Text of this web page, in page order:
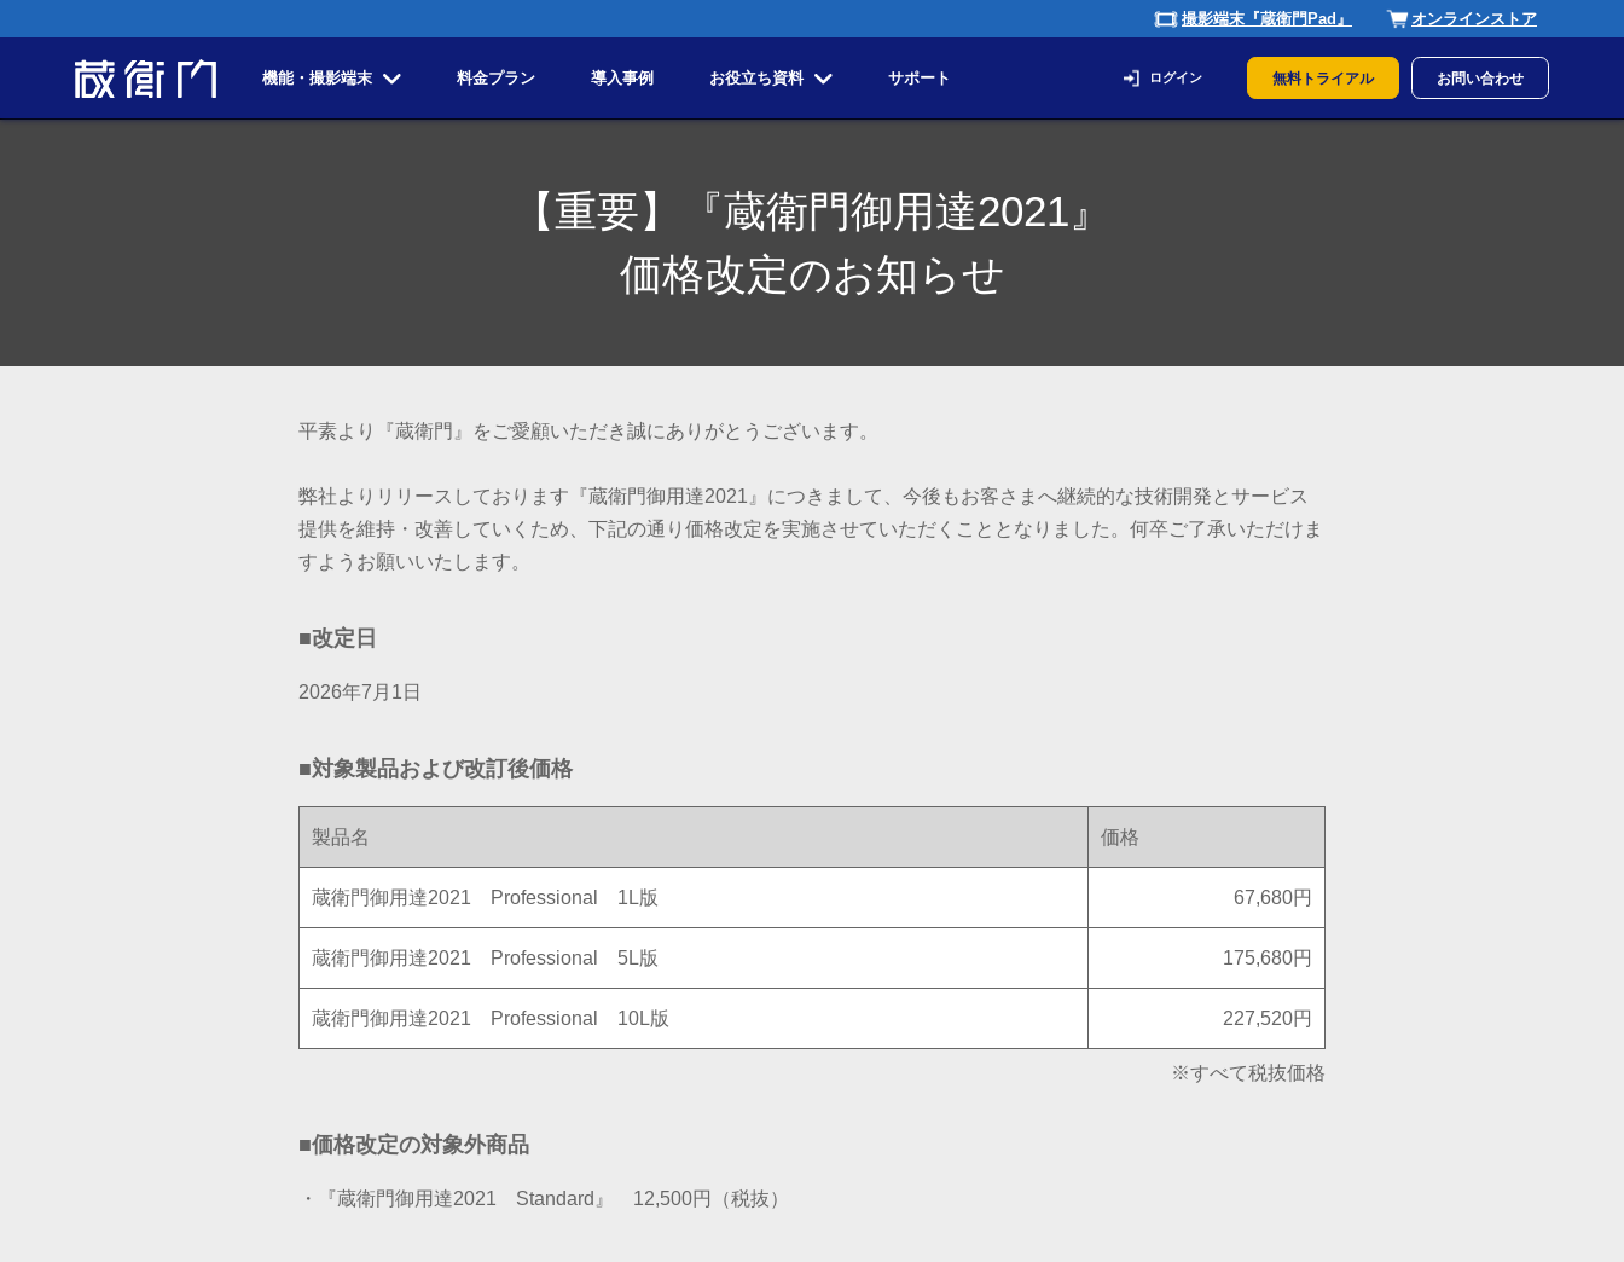
撮影端末『蔵衛門Pad』 オンラインストア
機能・撮影端末 料金プラン 導入事例 お役立ち資料 サポート ログイン 無料トライアル お問い合わせ
【重要】『蔵衛門御用達2021』
価格改定のお知らせ
平素より『蔵衛門』をご愛顧いただき誠にありがとうございます。
弊社よりリリースしております『蔵衛門御用達2021』につきまして、今後もお客さまへ継続的な技術開発とサービス
提供を維持・改善していくため、下記の通り価格改定を実施させていただくこととなりました。何卒ご了承いただけま
すようお願いいたします。
■改定日
2026年7月1日
■対象製品および改訂後価格
製品名 価格
蔵衛門御用達2021 Professional 1L版 67,680円
蔵衛門御用達2021 Professional 5L版 175,680円
蔵衛門御用達2021 Professional 10L版 227,520円
※すべて税抜価格
■価格改定の対象外商品
・『蔵衛門御用達2021 Standard』 12,500円（税抜）